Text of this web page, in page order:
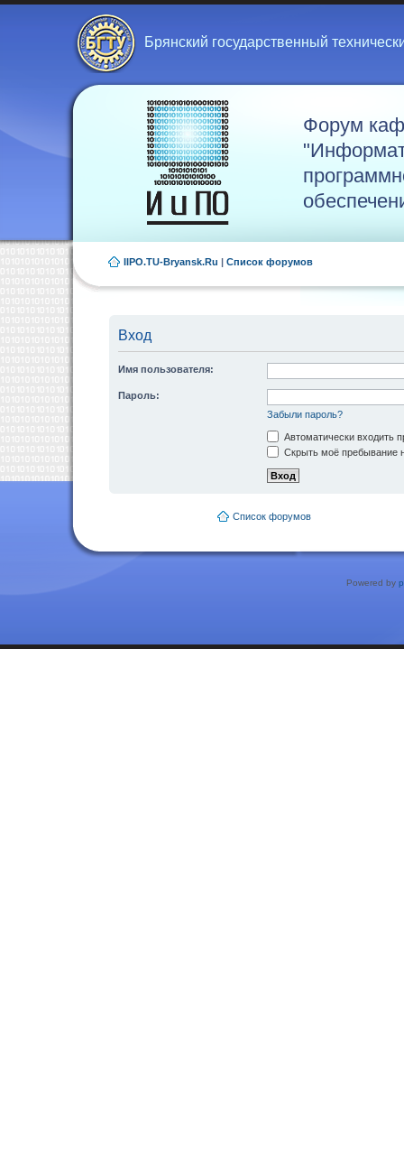
Брянский государственный
Форум
IIPO.TU-Bryansk.Ru | Список форумов
Вход
Имя пользователя:
Пароль:
Забыли пароль?
Автоматически входить
Скрыть моё пребывание
Список форумов
Powered by